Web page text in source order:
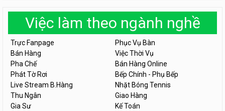
Việc làm theo ngành nghề
Trực Fanpage
Phục Vụ Bàn
Bán Hàng
Việc Thời Vụ
Pha Chế
Bán Hàng Online
Phát Tờ Rơi
Bếp Chính - Phụ Bếp
Live Stream B.Hàng
Nhặt Bóng Tennis
Thu Ngân
Giao Hàng
Gia Sư
Kế Toán